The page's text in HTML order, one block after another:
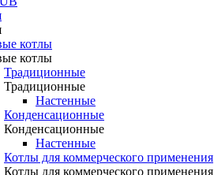
котлы
котлы
Традиционные
Традиционные
Настенные
Конденсационные
Конденсационные
Настенные
Котлы для коммерческого применения
Котлы для коммерческого применения